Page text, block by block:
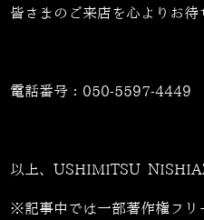
皆さまのご来店を心よりお待
電話番号： 050-5597-4449
以上、USHIMITSU
※記事中では一部著作権フリ